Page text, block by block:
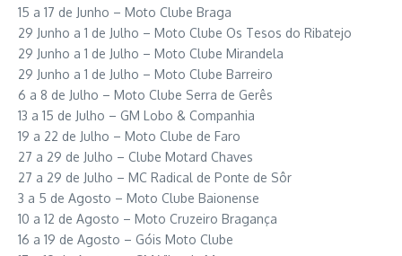
15 a 17 de Junho – Moto Clube Braga
29 Junho a 1 de Julho – Moto Clube Os Tesos do Ribatejo
29 Junho a 1 de Julho – Moto Clube Mirandela
29 Junho a 1 de Julho – Moto Clube Barreiro
6 a 8 de Julho – Moto Clube Serra de Gerês
13 a 15 de Julho – GM Lobo & Companhia
19 a 22 de Julho – Moto Clube de Faro
27 a 29 de Julho – Clube Motard Chaves
27 a 29 de Julho – MC Radical de Ponte de Sôr
3 a 5 de Agosto – Moto Clube Baionense
10 a 12 de Agosto – Moto Cruzeiro Bragança
16 a 19 de Agosto – Góis Moto Clube